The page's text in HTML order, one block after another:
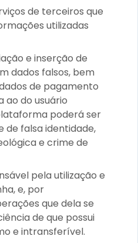
de terceiros que
utilizadas
e inserção de
dados falsos, bem
de pagamento
ao do usuário
poderá ser
falsa identidade,
e crime de
pela utilização e
e, por
que dela se
de que possui
e intransferível.